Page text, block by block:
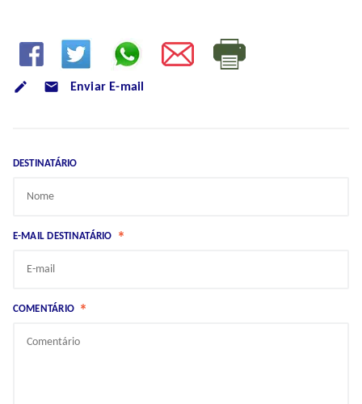
mode_email Enviar E-mail
DESTINATÁRIO
E-MAIL DESTINATÁRIO *
COMENTÁRIO *